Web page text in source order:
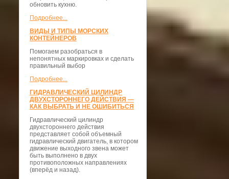
обновить кухню.
Подробнее...
ВИДЫ И ТИПЫ МОРСКИХ
КОНТЕЙНЕРОВ
Помогаем разобраться в
непонятных маркировках и сделать
правильный выбор
Подробнее...
ГИДРАВЛИЧЕСКИЙ ЦИЛИНДР
ДВУХСТОРОННЕГО ДЕЙСТВИЯ —
КАК ВЫБРАТЬ И НЕ ОШИБИТЬСЯ
Гидравлический цилиндр
двухстороннего действия
представляет собой объемный
гидравлический двигатель, в котором
движение выходного звена может
быть выполнено в двух
противоположных направлениях
(вперёд и назад).